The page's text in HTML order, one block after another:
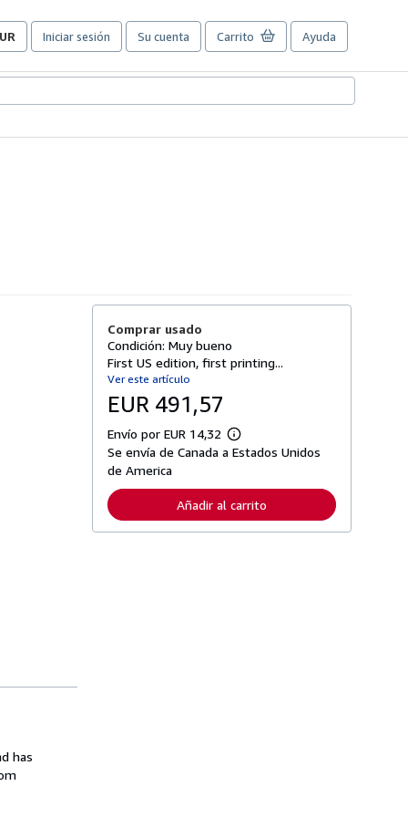
Iniciar sesión Su cuenta Carrito Ayuda
has
Comprar usado
Condición: Muy bueno
First US edition, first printing...
Ver este artículo
EUR 491,57
Envío por EUR 14,32
M
á
f
o
r
Se envía de Canada a Estados Unidos
de America
Añadir al carrito